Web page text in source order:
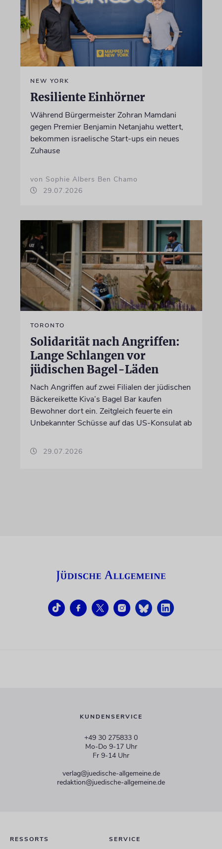
NEW YORK
Resiliente Einhörner
Während Bürgermeister Zohran Mamdani
gegen Premier Benjamin Netanjahu wettert,
bekommen israelische Start-ups ein neues
Zuhause
von Sophie Albers Ben Chamo
29.07.2026
TORONTO
Solidarität nach Angriffen:
Lange Schlangen vor
jüdischen Bagel-Läden
Nach Angriffen auf zwei Filialen der jüdischen
Bäckereikette Kiva’s Bagel Bar kaufen
Bewohner dort ein. Zeitgleich feuerte ein
Unbekannter Schüsse auf das US-Konsulat ab
29.07.2026
KUNDENSERVICE
+49 30 275833 0
Mo-Do 9-17 Uhr
Fr 9-14 Uhr
verlag@juedische-allgemeine.de
redaktion@juedische-allgemeine.de
RESSORTS SERVICE